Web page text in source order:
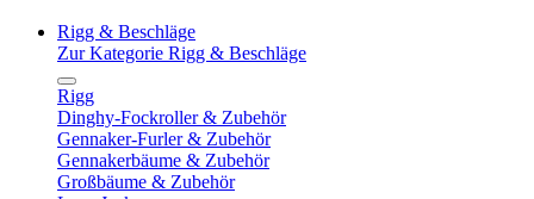
Rigg & Beschläge
Zur Kategorie Rigg & Beschläge
Rigg
Dinghy-Fockroller & Zubehör
Gennaker-Furler & Zubehör
Gennakerbäume & Zubehör
Großbäume & Zubehör